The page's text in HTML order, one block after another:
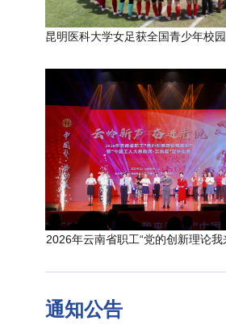
2026年云南省职工“党的创新理论我
通知公告